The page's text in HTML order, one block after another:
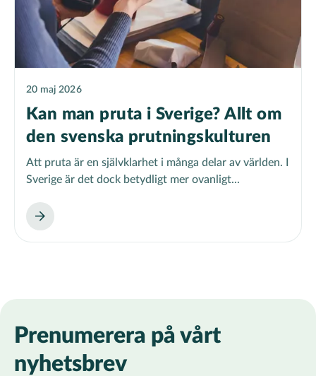
20 maj 2026
Kan man pruta i Sverige? Allt om
den svenska prutningskulturen
Att pruta är en självklarhet i många delar av världen. I
Sverige är det dock betydligt mer ovanligt...
Prenumerera på vårt
nyhetsbrev